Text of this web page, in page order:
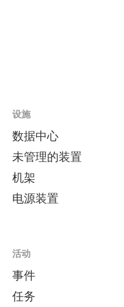
设施
数据中心
未管理的装置
机架
电源装置
活动
事件
任务